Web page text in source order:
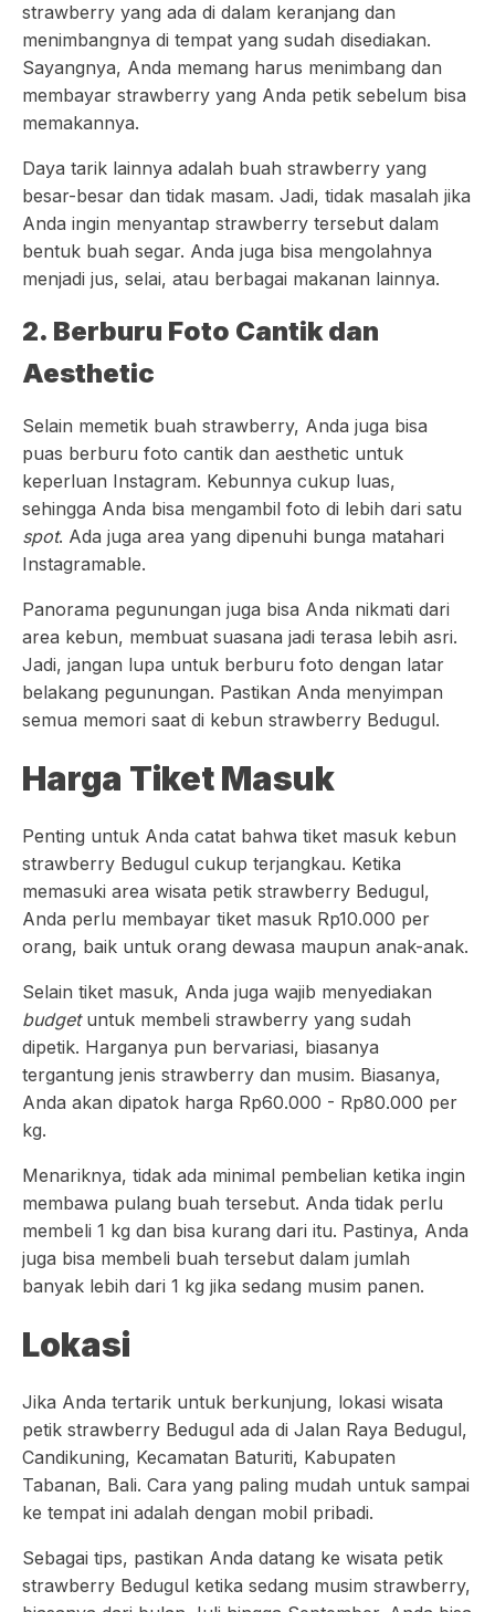
strawberry yang ada di dalam keranjang dan
menimbangnya di tempat yang sudah disediakan.
Sayangnya, Anda memang harus menimbang dan
membayar strawberry yang Anda petik sebelum bisa
memakannya.
Daya tarik lainnya adalah buah strawberry yang
besar-besar dan tidak masam. Jadi, tidak masalah jika
Anda ingin menyantap strawberry tersebut dalam
bentuk buah segar. Anda juga bisa mengolahnya
menjadi jus, selai, atau berbagai makanan lainnya.
2. Berburu Foto Cantik dan
Aesthetic
Selain memetik buah strawberry, Anda juga bisa
puas berburu foto cantik dan aesthetic untuk
keperluan Instagram. Kebunnya cukup luas,
sehingga Anda bisa mengambil foto di lebih dari satu
spot. Ada juga area yang dipenuhi bunga matahari
Instagramable.
Panorama pegunungan juga bisa Anda nikmati dari
area kebun, membuat suasana jadi terasa lebih asri.
Jadi, jangan lupa untuk berburu foto dengan latar
belakang pegunungan. Pastikan Anda menyimpan
semua memori saat di kebun strawberry Bedugul.
Harga Tiket Masuk
Penting untuk Anda catat bahwa tiket masuk kebun
strawberry Bedugul cukup terjangkau. Ketika
memasuki area wisata petik strawberry Bedugul,
Anda perlu membayar tiket masuk Rp10.000 per
orang, baik untuk orang dewasa maupun anak-anak.
Selain tiket masuk, Anda juga wajib menyediakan
budgetuntuk membeli strawberry yang sudah
dipetik. Harganya pun bervariasi, biasanya
tergantung jenis strawberry dan musim. Biasanya,
Anda akan dipatok harga Rp60.000 - Rp80.000 per
kg.
Menariknya, tidak ada minimal pembelian ketika ingin
membawa pulang buah tersebut. Anda tidak perlu
membeli 1 kg dan bisa kurang dari itu. Pastinya, Anda
juga bisa membeli buah tersebut dalam jumlah
banyak lebih dari 1 kg jika sedang musim panen.
Lokasi
Jika Anda tertarik untuk berkunjung, lokasi wisata
petik strawberry Bedugul ada di Jalan Raya Bedugul,
Candikuning, Kecamatan Baturiti, Kabupaten
Tabanan, Bali. Cara yang paling mudah untuk sampai
ke tempat ini adalah dengan mobil pribadi.
Sebagai tips, pastikan Anda datang ke wisata petik
strawberry Bedugul ketika sedang musim strawberry,